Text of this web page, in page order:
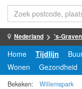
Nederland 's-
Home Tijdlijn
Wonen
Gezondheid
Bekeken: Willemspark